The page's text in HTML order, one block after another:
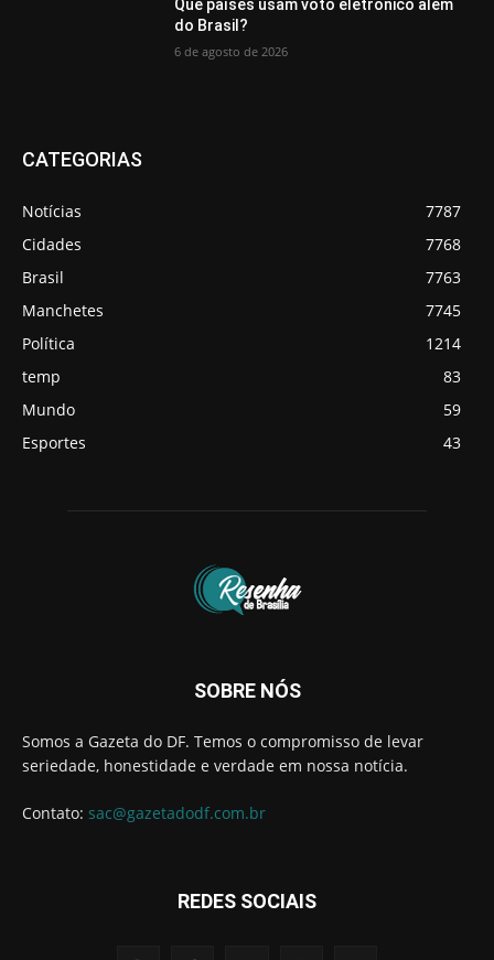
Que países usam voto eletrônico além
do Brasil?
6 de agosto de 2026
CATEGORIAS
Notícias
7787
Cidades
7768
Brasil
7763
Manchetes
7745
Política
1214
temp
83
Mundo
59
Esportes
43
SOBRE NÓS
Somos a Gazeta do DF. Temos o compromisso de levar
seriedade, honestidade e verdade em nossa notícia.
Contato: sac@gazetadodf.com.br
REDES SOCIAIS